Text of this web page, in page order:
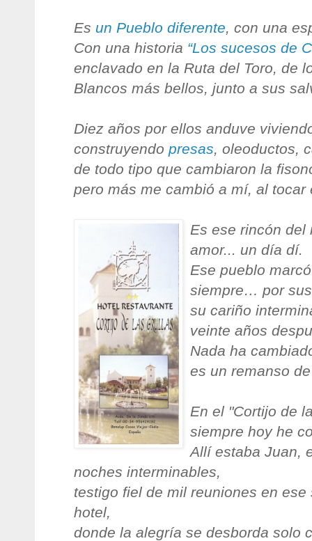
Es un Pueblo diferente , con una
Con una historia “Los sucesos de
enclavado en la Ruta del Toro, de
Blancos más bellos, junto a sus
Diez años por ellos anduve
construyendo presas , oleoductos,
de todo tipo que cambiaron la
pero más me cambió a mí, al tocar
Es ese rincón del
amor... un día dí.
Ese pueblo
siempre… por
su cariño
veinte años
Nada ha
es un remanso
En el "Cortijo de
siempre hoy he
Allí estaba Juan,
noches interminables,
testigo fiel de mil reuniones en
hotel,
donde la alegría se desborda solo